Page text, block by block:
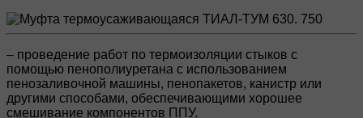
– проведение работ по термоизоляции стыков с
помощью пенополиуретана с использованием
пенозаливочной машины, пенопакетов, канистр или
другими способами, обеспечивающими хорошее
смешивание компонентов ППУ.